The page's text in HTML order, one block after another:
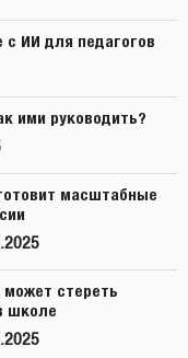
ИИ для педагогов
ими руководить?
масштабные
стереть
школе